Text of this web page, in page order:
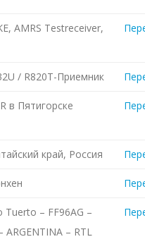
AMRS Testreceiver,
/ R820T-Приемник
в Пятигорске
край, Россия
Tuerto – FF96AG –
ARGENTINA – RTL